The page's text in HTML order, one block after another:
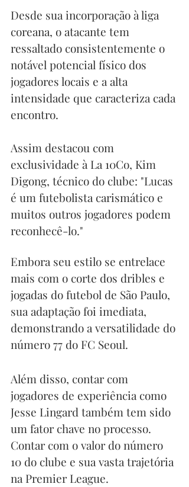
Desde sua incorporação à liga
coreana, o atacante tem
ressaltado consistentemente o
notável potencial físico dos
jogadores locais e a alta
intensidade que caracteriza cada
encontro.
Assim destacou com
exclusividade à La 10Co, Kim
Digong, técnico do clube: "Lucas
é um futebolista carismático e
muitos outros jogadores podem
reconhecê-lo."
Embora seu estilo se entrelace
mais com o corte dos dribles e
jogadas do futebol de São Paulo,
sua adaptação foi imediata,
demonstrando a versatilidade do
número 77 do FC Seoul.
Além disso, contar com
jogadores de experiência como
Jesse Lingard também tem sido
um fator chave no processo.
Contar com o valor do número
10 do clube e sua vasta trajetória
na Premier League.